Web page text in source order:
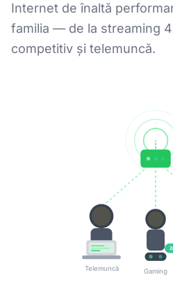
Internet de înaltă
familia — de la streaming
competitiv și telemuncă.
Telemuncă Gaming